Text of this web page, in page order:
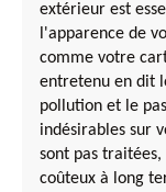
extérieur est
l'apparence de
comme votre
entretenu en dit
pollution et le
indésirables sur
sont pas
coûteux à long